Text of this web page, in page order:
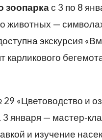
зоопаркас 3 по 8
животных —
экскурсия
карликового
«Цветоводство и
января —
и изучение